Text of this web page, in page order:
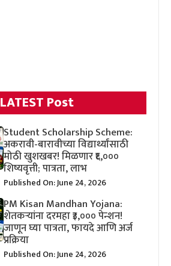
LATEST Post
Student Scholarship Scheme:
अकरावी-बारावीच्या विद्यार्थ्यांसाठी
मोठी खुशखबर! मिळणार ₹६,०००
शिष्यवृत्ती; पात्रता, लाभ
Published On: June 24, 2026
PM Kisan Mandhan Yojana:
शेतकऱ्यांना दरमहा ₹३,००० पेन्शन!
जाणून घ्या पात्रता, फायदे आणि अर्ज
प्रक्रिया
Published On: June 24, 2026